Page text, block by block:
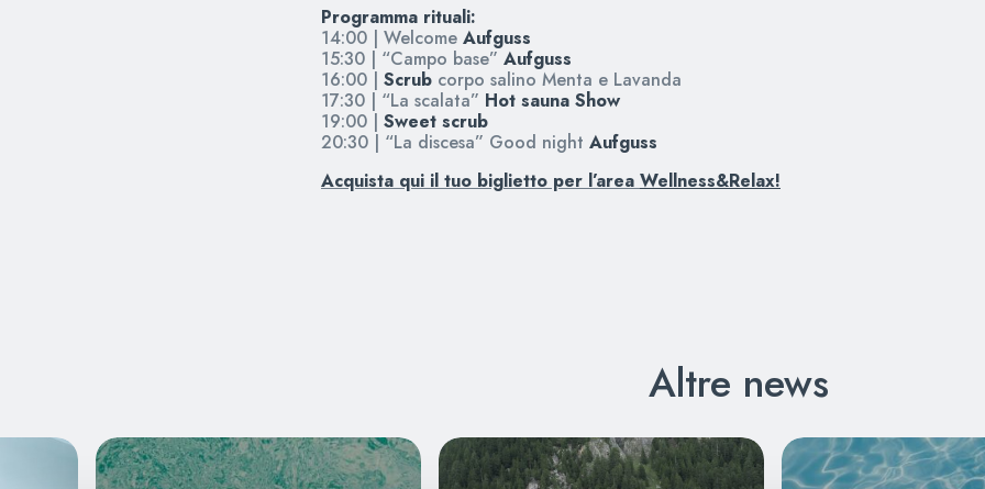
Programma rituali:
14:00 | Welcome Aufguss
15:30 | “Campo base” Aufguss
16:00 | Scrub corpo salino Menta e Lavanda
17:30 | “La scalata” Hot sauna Show
19:00 | Sweet scrub
20:30 | “La discesa” Good night Aufguss
Acquista qui il tuo biglietto per l’area Wellness&Relax!
Altre news